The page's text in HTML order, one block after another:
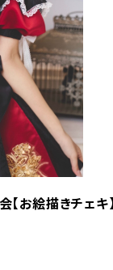
お絵描きチェキ】